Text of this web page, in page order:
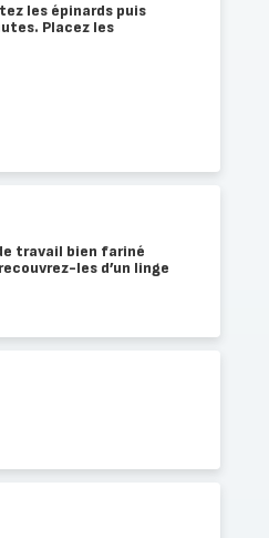
les épinards puis
Placez les
travail bien fariné
les d’un linge